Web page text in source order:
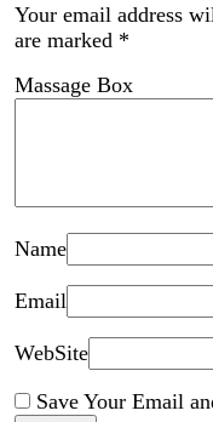
Your email address
are marked *
Massage Box
Name
Email
WebSite
Save Your Email